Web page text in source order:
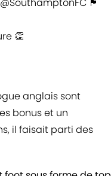
@SouthamptonFC 🏴󠁧󠁢󠁥󠁮󠁧󠁿
👏
anglais sont
bonus et un
il faisait parti des